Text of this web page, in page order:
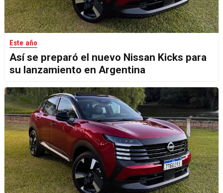
Este año
Así se preparó el nuevo Nissan Kicks para
su lanzamiento en Argentina